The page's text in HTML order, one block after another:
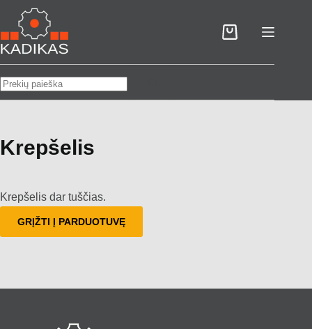
content
Pirkinių
results
Krepšelis
Krepšelis dar tuščias.
GRĮŽTI Į PARDUOTUVĘ